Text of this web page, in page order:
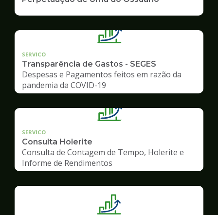
SERVICO
Transparência de Gastos - SEGES
Despesas e Pagamentos feitos em razão da
pandemia da COVID-19
SERVICO
Consulta Holerite
Consulta de Contagem de Tempo, Holerite e
Informe de Rendimentos
Ilustração